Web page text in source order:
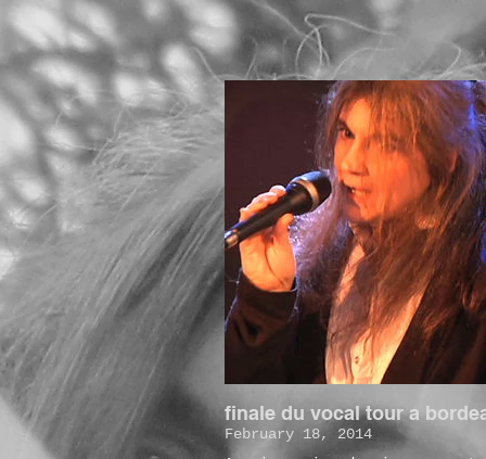
finale du vocal tour a
February 18, 2014